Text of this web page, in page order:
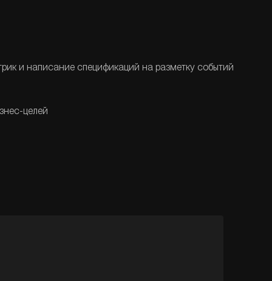
и написание спецификаций на разметку событий
целей